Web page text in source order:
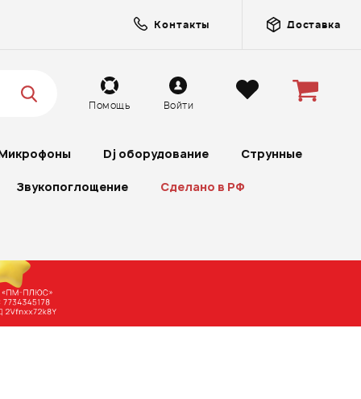
Контакты Доставка
Помощь Войти
Dj оборудование Струнные
Звукопоглощение Сделано в РФ